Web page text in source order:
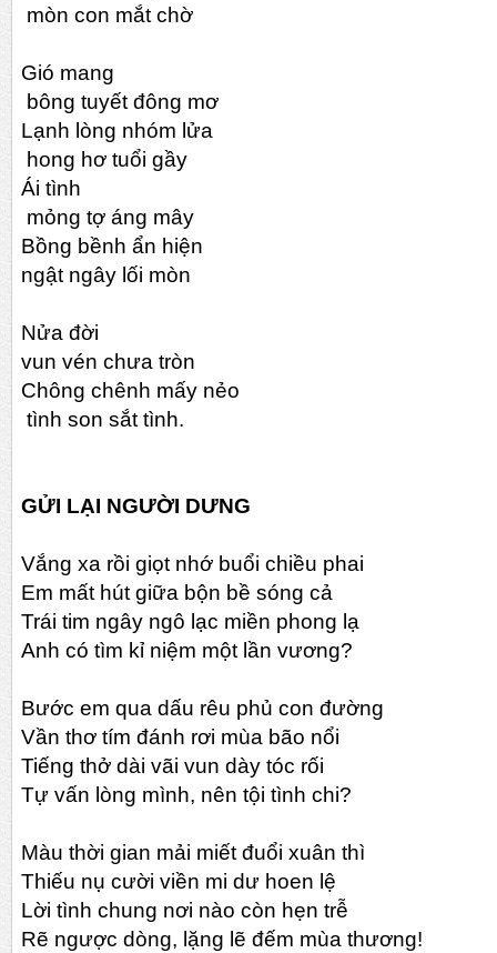
mòn con mắt chờ
Gió mang
bông tuyết đông mơ
Lạnh lòng nhóm lửa
hong hơ tuổi gầy
Ái tình
mỏng tợ áng mây
Bồng bềnh ẩn hiện
ngật ngây lối mòn
Nửa đời
vun vén chưa tròn
Chông chênh mấy nẻo
tình son sắt tình.
GỬI LẠI NGƯỜI DƯNG
Vắng xa rồi giọt nhớ buổi chiều phai
Em mất hút giữa bộn bề sóng cả
Trái tim ngây ngô lạc miền phong lạ
Anh có tìm kỉ niệm một lần vương?
Bước em qua dấu rêu phủ con đường
Vần thơ tím đánh rơi mùa bão nổi
Tiếng thở dài vãi vun dày tóc rối
Tự vấn lòng mình, nên tội tình chi?
Màu thời gian mải miết đuổi xuân thì
Thiếu nụ cười viền mi dư hoen lệ
Lời tình chung nơi nào còn hẹn trễ
Rẽ ngược dòng, lặng lẽ đếm mùa thương!